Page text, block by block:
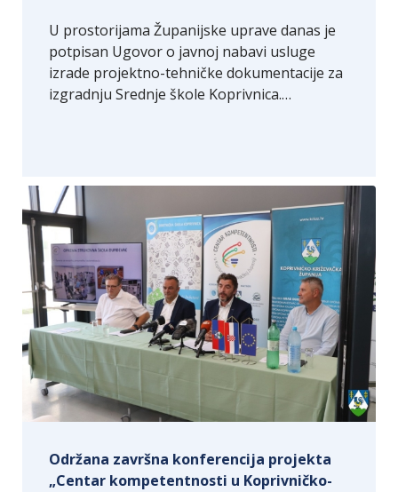
U prostorijama Županijske uprave danas je
potpisan Ugovor o javnoj nabavi usluge
izrade projektno-tehničke dokumentacije za
izgradnju Srednje škole Koprivnica.…
Održana završna konferencija projekta
„Centar kompetentnosti u Koprivničko-